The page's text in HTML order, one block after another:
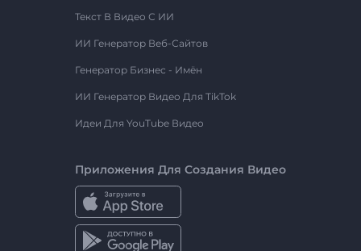
Текст В Видео С ИИ
ИИ Генератор Веб-Сайтов
Генератор Бизнес - Имён
ИИ Генератор Видео Для TikTok
Идеи Для YouTube Видео
Приложения Для Создания Видео